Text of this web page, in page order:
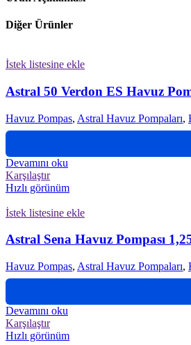
Diğer Ürünler
İstek listesine ekle
Astral 50 Verdon ES Havuz
Havuz Pompas, Astral Havuz Pompaları,
Devamını oku
Karşılaştır
Hızlı görünüm
İstek listesine ekle
Astral Sena Havuz Pompası
Havuz Pompas, Astral Havuz Pompaları,
Devamını oku
Karşılaştır
Hızlı görünüm